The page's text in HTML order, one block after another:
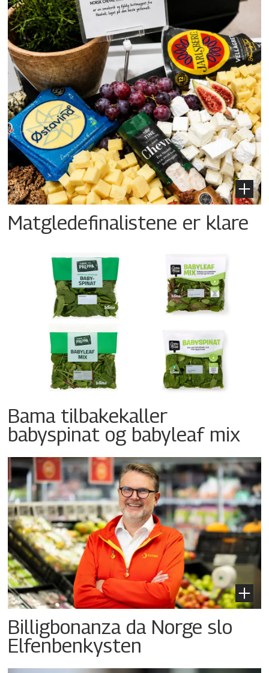
Matgledefinalistene er klare
Bama tilbakekaller
babyspinat og babyleaf mix
Billigbonanza da Norge slo
Elfenbenkysten